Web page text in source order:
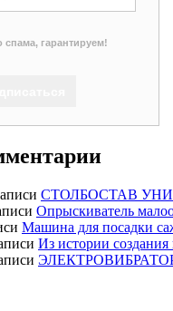
спама, гарантируем!
СТОЛБОСТАВ
Опрыскиватель
Машина для посадки
Из истории